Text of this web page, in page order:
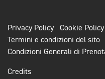
Privacy Policy Cookie Policy
Termini e condizioni del sito
Condizioni Generali di
Credits